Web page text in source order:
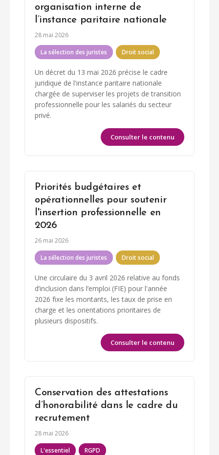
organisation interne de
l’instance paritaire nationale
28 mai 2026
La sélection des juristes Droit social
Un décret du 13 mai 2026 précise le cadre
juridique de l'instance paritaire nationale
chargée de superviser les projets de transition
professionnelle pour les salariés du secteur
privé.
Consulter le contenu
Priorités budgétaires et
opérationnelles pour soutenir
l'insertion professionnelle en
2026
26 mai 2026
La sélection des juristes Droit social
Une circulaire du 3 avril 2026 relative au fonds
d’inclusion dans l’emploi (FIE) pour l'année
2026 fixe les montants, les taux de prise en
charge et les orientations prioritaires de
plusieurs dispositifs.
Consulter le contenu
Conservation des attestations
d’honorabilité dans le cadre du
recrutement
28 mai 2026
L'essentiel RGPD